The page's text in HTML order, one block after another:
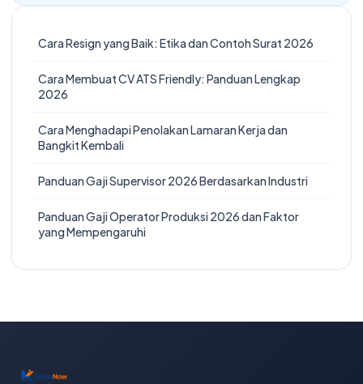
Cara Resign yang Baik: Etika dan Contoh Surat 2026
Cara Membuat CV ATS Friendly: Panduan Lengkap
2026
Cara Menghadapi Penolakan Lamaran Kerja dan
Bangkit Kembali
Panduan Gaji Supervisor 2026 Berdasarkan Industri
Panduan Gaji Operator Produksi 2026 dan Faktor
yang Mempengaruhi